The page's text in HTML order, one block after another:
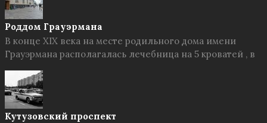
Роддом Грауэрмана
В конце XIX века на месте родильного дома имени
Грауэрмана располагалась лечебница на 5 кроватей , в
Кутузовский проспект